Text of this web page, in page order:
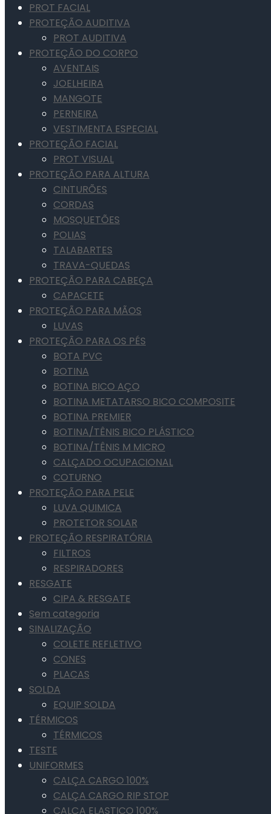
PROT FACIAL
PROTEÇÃO AUDITIVA
PROT AUDITIVA
PROTEÇÃO DO CORPO
AVENTAIS
JOELHEIRA
MANGOTE
PERNEIRA
VESTIMENTA ESPECIAL
PROTEÇÃO FACIAL
PROT VISUAL
PROTEÇÃO PARA ALTURA
CINTURÕES
CORDAS
MOSQUETÕES
POLIAS
TALABARTES
TRAVA-QUEDAS
PROTEÇÃO PARA CABEÇA
CAPACETE
PROTEÇÃO PARA MÃOS
LUVAS
PROTEÇÃO PARA OS PÉS
BOTA PVC
BOTINA
BOTINA BICO AÇO
BOTINA METATARSO BICO COMPOSITE
BOTINA PREMIER
BOTINA/TÊNIS BICO PLÁSTICO
BOTINA/TÊNIS M MICRO
CALÇADO OCUPACIONAL
COTURNO
PROTEÇÃO PARA PELE
LUVA QUIMICA
PROTETOR SOLAR
PROTEÇÃO RESPIRATÓRIA
FILTROS
RESPIRADORES
RESGATE
CIPA & RESGATE
Sem categoria
SINALIZAÇÃO
COLETE REFLETIVO
CONES
PLACAS
SOLDA
EQUIP SOLDA
TÉRMICOS
TÉRMICOS
TESTE
UNIFORMES
CALÇA CARGO 100%
CALÇA CARGO RIP STOP
CALÇA ELASTICO 100%